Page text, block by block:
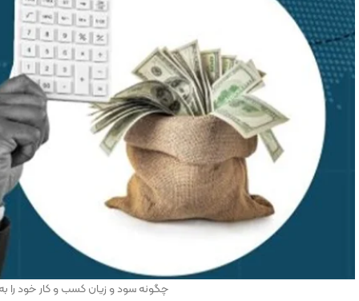
چگونه سود و زیان کسب‌ و کار خود را